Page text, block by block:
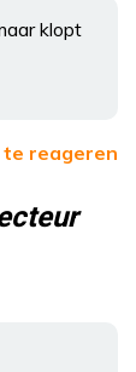
klopt
te reageren